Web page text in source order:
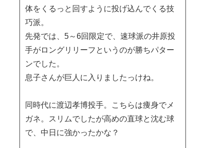
体をくるっと回すように投げ込んでくる技
巧派。
先発では、5～6回限定で、速球派の井原投
手がロングリリーフというのが勝ちパター
ンでした。
息子さんが巨人に入りましたっけね。
同時代に渡辺孝博投手。こちらは痩身でメ
ガネ。スリムでしたが高めの直球と沈む球
で、中日に強かったかな？